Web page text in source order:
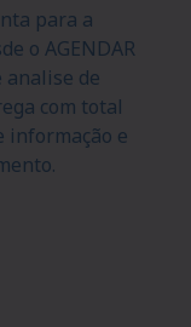
para a
o AGENDAR
analise de
com total
informação e